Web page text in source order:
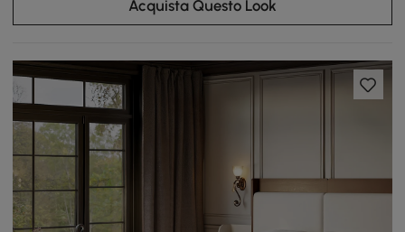
Acquista Questo Look